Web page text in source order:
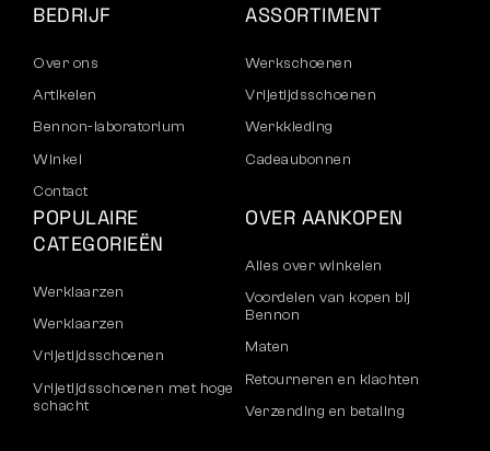
BEDRIJF
Over ons
Artikelen
Bennon-laboratorium
Winkel
Contact
ASSORTIMENT
Werkschoenen
Vrijetijdsschoenen
Werkkleding
Cadeaubonnen
POPULAIRE
CATEGORIEËN
Werklaarzen
Werklaarzen
Vrijetijdsschoenen
Vrijetijdsschoenen met hoge
schacht
OVER AANKOPEN
Alles over winkelen
Voordelen van kopen bij
Bennon
Maten
Retourneren en klachten
Verzending en betaling